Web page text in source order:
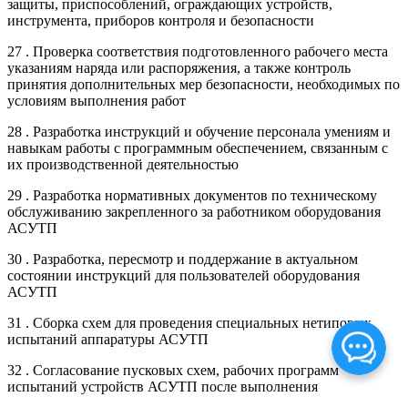
защиты, приспособлений, ограждающих устройств,
инструмента, приборов контроля и безопасности
27 . Проверка соответствия подготовленного рабочего места
указаниям наряда или распоряжения, а также контроль
принятия дополнительных мер безопасности, необходимых по
условиям выполнения работ
28 . Разработка инструкций и обучение персонала умениям и
навыкам работы с программным обеспечением, связанным с
их производственной деятельностью
29 . Разработка нормативных документов по техническому
обслуживанию закрепленного за работником оборудования
АСУТП
30 . Разработка, пересмотр и поддержание в актуальном
состоянии инструкций для пользователей оборудования
АСУТП
31 . Сборка схем для проведения специальных нетиповых
испытаний аппаратуры АСУТП
32 . Согласование пусковых схем, рабочих программ
испытаний устройств АСУТП после выполнения